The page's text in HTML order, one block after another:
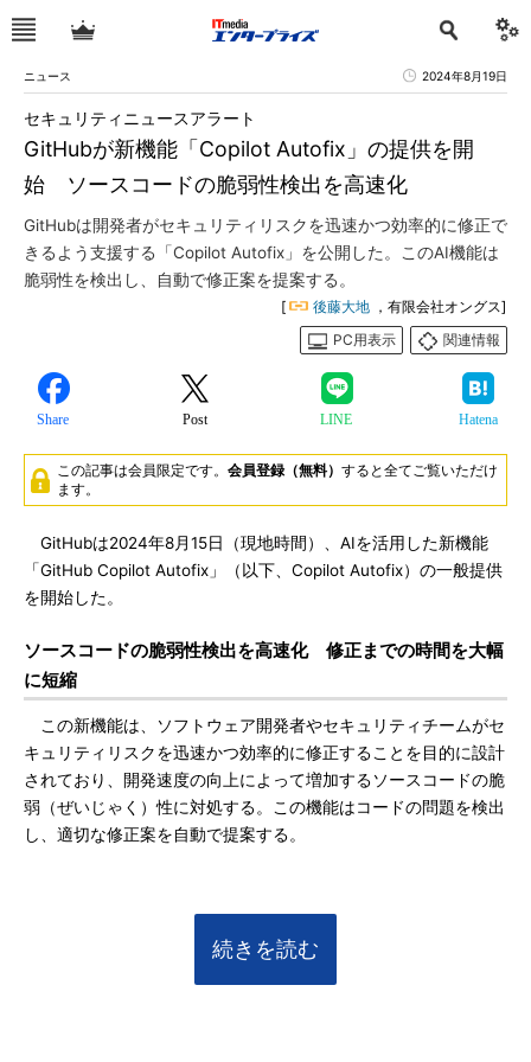
ニュース 2024年8月19日
GitHubが新機能「Copilot Autofix」の提供を開
始 ソースコードの脆弱性検出を高速化
セキュリティニュースアラート
GitHubは開発者がセキュリティリスクを迅速かつ効率的に修正で
きるよう支援する「Copilot Autofix」を公開した。このAI機能は
脆弱性を検出し、自動で修正案を提案する。
[ 後藤大地 ，有限会社オングス]
PC用表示
関連情報
Share Post LINE Hatena
この記事は会員限定です。 会員登録（無料） すると全てご覧いただけ
ます。
GitHubは2024年8月15日（現地時間）、AIを活用した新機能
「GitHub Copilot Autofix」（以下、Copilot Autofix）の一般提供
を開始した。
ソースコードの脆弱性検出を高速化 修正までの時間を大幅
に短縮
この新機能は、ソフトウェア開発者やセキュリティチームがセ
キュリティリスクを迅速かつ効率的に修正することを目的に設計
されており、開発速度の向上によって増加するソースコードの脆
弱（ぜいじゃく）性に対処する。この機能はコードの問題を検出
し、適切な修正案を自動で提案する。
続きを読む